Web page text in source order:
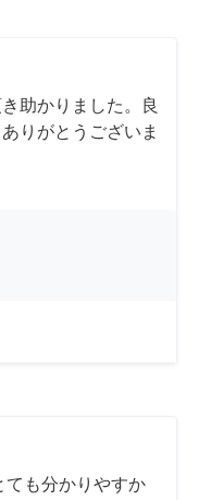
助かりました。良
りがとうございま
ても分かりやすか